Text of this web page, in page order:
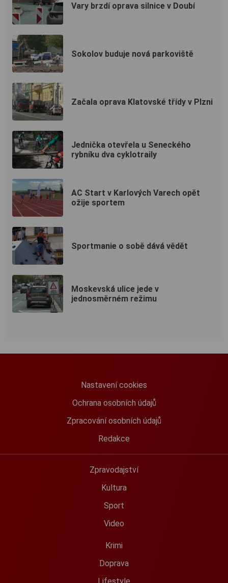
Vary brzdí oprava silnice v Doubí
Sokolov buduje nová parkoviště
Začala oprava Klatovské třídy v Plzni
Jednička otevřela u Seneckého
rybníku dva cyklotraily
AC Start v Karlových Varech opět
ožije sportem
Sportmanie o sobě dává vědět
Moskevská ulice jede v
jednosměrném režimu
Nastavení cookies
Ochrana osobních údajů
Zpracování osobních údajů
Redakce
Zpravodajství
Kultura
Sport
Video
Krimi
Doprava